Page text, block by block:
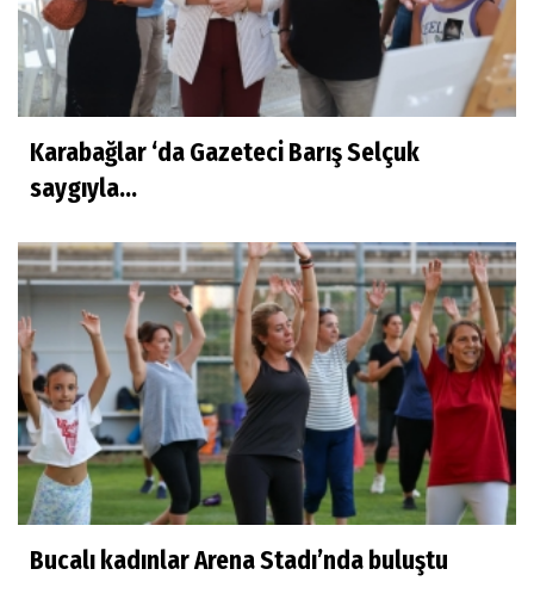
Karabağlar ‘da Gazeteci Barış Selçuk
saygıyla...
Bucalı kadınlar Arena Stadı’nda buluştu